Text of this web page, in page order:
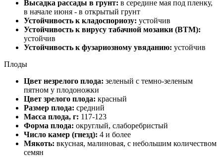
Высадка рассады в грунт: в середине мая под пленку,
в начале июня - в открытый грунт
Устойчивость к кладоспориозу: устойчив
Устойчивость к вирусу табачной мозаики (ВТМ):
устойчив
Устойчивость к фузариозному увяданию: устойчив
Плоды
Цвет незрелого плода: зеленый с темно-зеленым
пятном у плодоножки
Цвет зрелого плода: красный
Размер плода: средний
Масса плода, г: 117-123
Форма плода: округлый, слаборебристый
Число камер (гнезд): 4 и более
Мякоть: вкусная, малиновая, с небольшим количеством
семян